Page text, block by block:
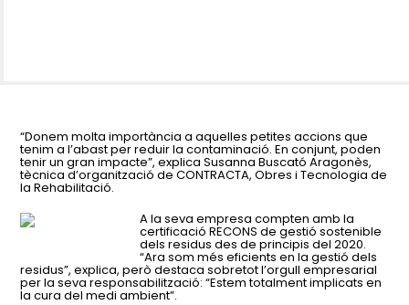
“Donem molta importància a aquelles petites accions que
tenim a l’abast per reduir la contaminació. En conjunt, poden
tenir un gran impacte”, explica Susanna Buscató Aragonès,
tècnica d’organització de CONTRACTA, Obres i Tecnologia de
la Rehabilitació.
A la seva empresa compten amb la
certificació RECONS de gestió sostenible
dels residus des de principis del 2020.
“Ara som més eficients en la gestió dels
residus”, explica, però destaca sobretot l’orgull empresarial
per la seva responsabilització: “Estem totalment implicats en
la cura del medi ambient”.